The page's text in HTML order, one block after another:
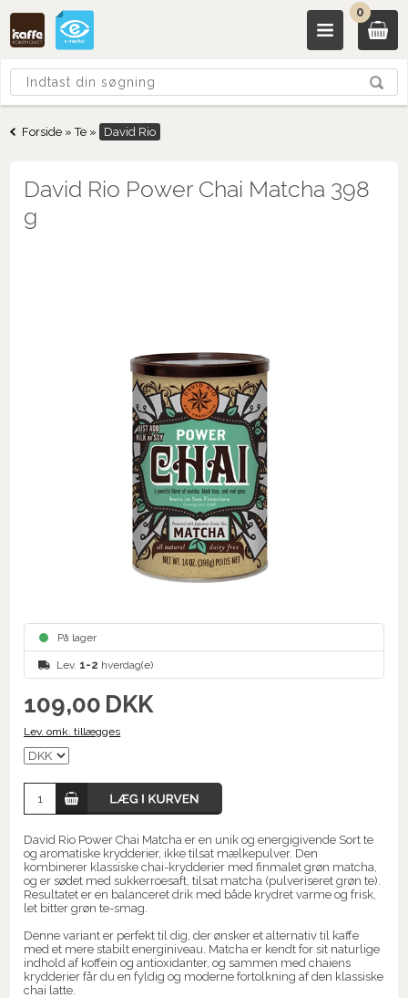
0
Forside »Te » David Rio
David Rio Power Chai Matcha 398
g
På lager
Lev. 1-2 hverdag(e)
109,00 DKK
Lev. omk. tillægges
David Rio Power Chai Matcha er en unik og energigivende Sort te
og aromatiske krydderier, ikke tilsat mælkepulver. Den
kombinerer klassiske chai-krydderier med finmalet grøn matcha,
og er sødet med sukkerroesaft, tilsat matcha (pulveriseret grøn te).
Resultatet er en balanceret drik med både krydret varme og frisk,
let bitter grøn te-smag.
Denne variant er perfekt til dig, der ønsker et alternativ til kaffe
med et mere stabilt energiniveau. Matcha er kendt for sit naturlige
indhold af koffein og antioxidanter, og sammen med chaiens
krydderier får du en fyldig og moderne fortolkning af den klassiske
chai latte.